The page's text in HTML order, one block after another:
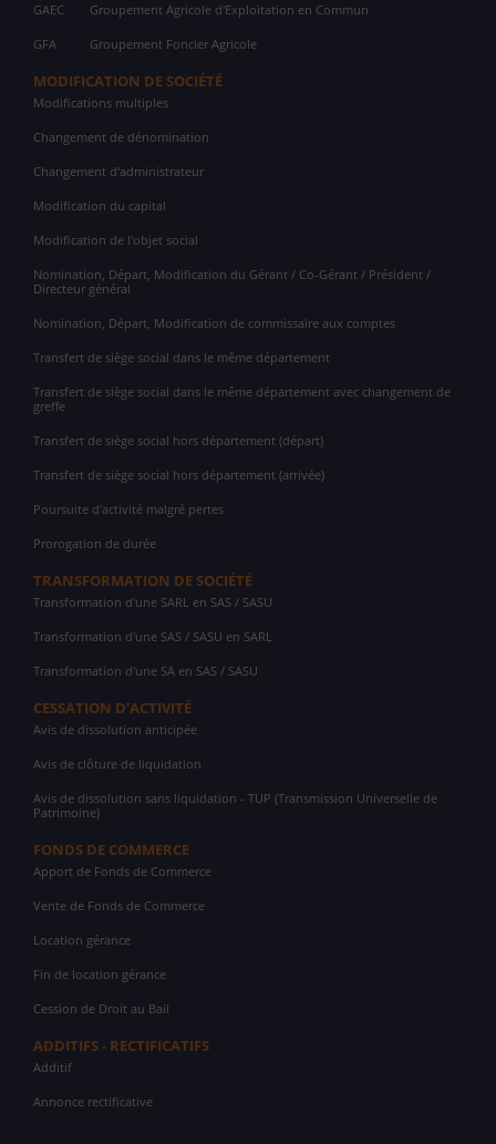
GAEC Groupement Agricole d'Exploitation en Commun
GFA Groupement Foncier Agricole
MODIFICATION DE SOCIÉTÉ
Modifications multiples
Changement de dénomination
Changement d'administrateur
Modification du capital
Modification de l'objet social
Nomination, Départ, Modification du Gérant / Co-Gérant / Président /
Directeur général
Nomination, Départ, Modification de commissaire aux comptes
Transfert de siège social dans le même département
Transfert de siège social dans le même département avec changement de
greffe
Transfert de siège social hors département (départ)
Transfert de siège social hors département (arrivée)
Poursuite d'activité malgré pertes
Prorogation de durée
TRANSFORMATION DE SOCIÉTÉ
Transformation d'une SARL en SAS / SASU
Transformation d'une SAS / SASU en SARL
Transformation d'une SA en SAS / SASU
CESSATION D'ACTIVITÉ
Avis de dissolution anticipée
Avis de clôture de liquidation
Avis de dissolution sans liquidation - TUP (Transmission Universelle de
Patrimoine)
FONDS DE COMMERCE
Apport de Fonds de Commerce
Vente de Fonds de Commerce
Location gérance
Fin de location gérance
Cession de Droit au Bail
ADDITIFS - RECTIFICATIFS
Additif
Annonce rectificative